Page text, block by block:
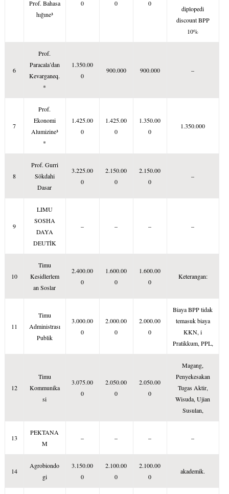
Prof. Bahasa
hığıne³
0 0 0
diplopedi
discount BPP
10%
6
Prof.
Paracala’dan
Kevarganeq.
*
1.350.00
0
900.000 900.000 –
7
Prof.
Ekonomi
Alumizine³
*
1.425.00
0
1.425.00
0
1.350.00
0
1.350.000
8
Prof. Gurri
Sökdahi
Dasar
3.225.00
0
2.150.00
0
2.150.00
0
–
9
LIMU
SOSHA
DAYA
DEUTİK
– – – –
10
Timu
Kesidlerlem
an Soslar
2.400.00
0
1.600.00
0
1.600.00
0
Keterangan:
11
Timu
Administrası
Publik
3.000.00
0
2.000.00
0
2.000.00
0
Biaya BPP tidak
temasuk biaya
KKN, i
Pratikkum, PPL,
12
Timu
Kommunika
si
3.075.00
0
2.050.00
0
2.050.00
0
Magang,
Penyekesakan
Tugas Aktir,
Wisuda, Ujian
Susulan,
13
PEKTANA
M
– – – –
14
Agrobiondo
gi
3.150.00
0
2.100.00
0
2.100.00
0
akademik.